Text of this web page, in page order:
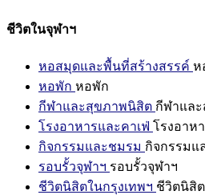
ชีวิตในจุฬาฯ
หอสมุดและพื้นที่สร้างสรรค์ ห
หอพัก หอพัก
กีฬาและสุขภาพนิสิต กีฬาแล
โรงอาหารและคาเฟ่ โรงอาห
กิจกรรมและชมรม กิจกรรมแ
รอบรั้วจุฬาฯ รอบรั้วจุฬาฯ
ชีวิตนิสิตในกรุงเทพฯ ชีวิตนิสิ